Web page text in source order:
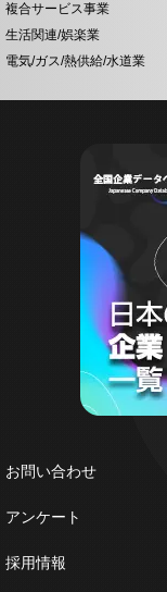
複合サービス事業
生活関連/娯楽業
電気/ガス/熱供給/水道業
お問い合わせ
アンケート
採用情報